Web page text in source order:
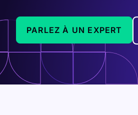
PARLEZ À UN EXPERT